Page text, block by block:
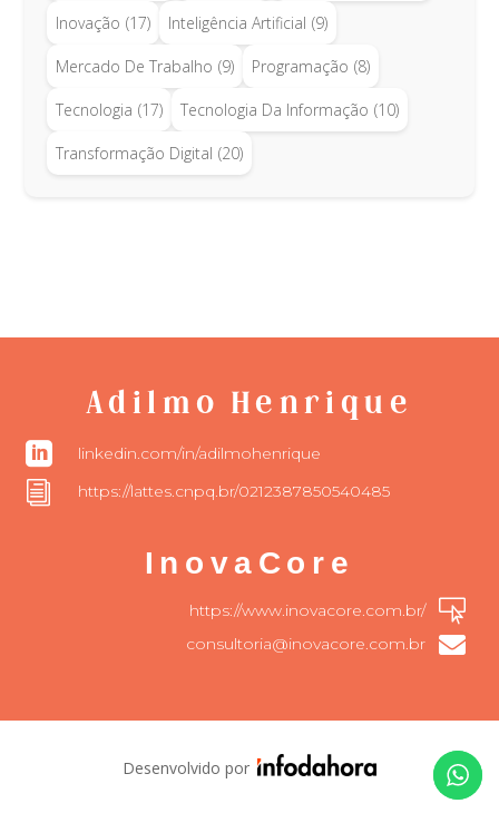
Inovação (17) Inteligência Artificial (9)
Mercado De Trabalho (9) Programação (8)
Tecnologia (17) Tecnologia Da Informação (10)
Transformação Digital (20)
Adilmo Henrique
 linkedin.com/in/adilmohenrique
i https://lattes.cnpq.br/0212387850540485
InovaCore

https://www.inovacore.com.br/

consultoria@inovacore.com.br
Desenvolvido por